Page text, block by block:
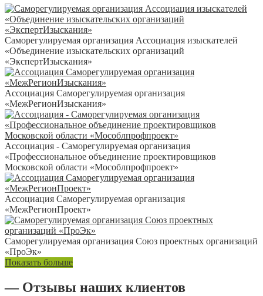
Саморегулируемая организация Ассоциация изыскателей
«Объединение изыскательских организаций
«ЭкспертИзыскания»
Ассоциация Саморегулируемая организация
«МежРегионИзыскания»
Ассоциация - Саморегулируемая организация
«Профессиональное объединение проектировщиков
Московской области «Мособлпрофпроект»
Ассоциация Саморегулируемая организация
«МежРегионПроект»
Саморегулируемая организация Союз проектных организаций
«ПроЭк»
Показать больше
— Отзывы наших клиентов